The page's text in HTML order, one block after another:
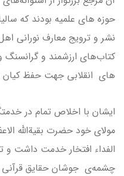
حوزه های علمیه بودند که
نشر و ترویج معارف نورانی
کتاب‌های ارزشمند و
های انقلابی جهت حفظ کیان
ایشان با اخلاص تمام در
مولای خود حضرت بقیة‌الله
الفداء افتخار خدمت داشت و
چشمه‌ی جوشان حقایق قرآنی